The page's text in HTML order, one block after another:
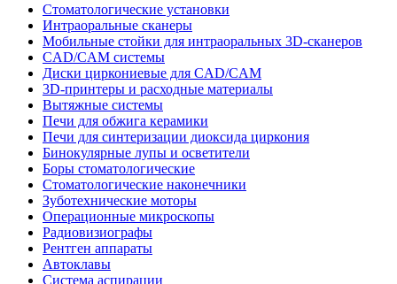
Стоматологические установки
Интраоральные сканеры
Мобильные стойки для интраоральных 3D-сканеров
CAD/CAM системы
Диски циркониевые для CAD/CAM
3D-принтеры и расходные материалы
Вытяжные системы
Печи для обжига керамики
Печи для синтеризации диоксида циркония
Бинокулярные лупы и осветители
Боры стоматологические
Стоматологические наконечники
Зуботехнические моторы
Операционные микроскопы
Радиовизиографы
Рентген аппараты
Автоклавы
Система аспирации